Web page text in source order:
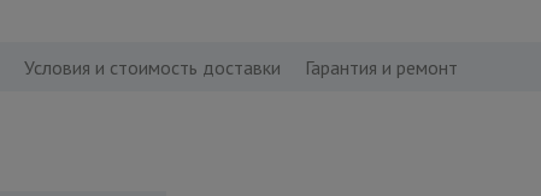
Условия и стоимость доставки Гарантия и ремонт